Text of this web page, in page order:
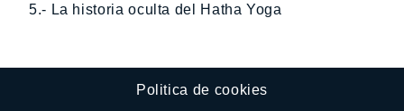
5.- La historia oculta del Hatha Yoga
Politica de cookies